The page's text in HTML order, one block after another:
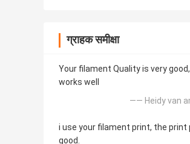
ग्राहक समीक्षा
Your filament Quality is very
works well
—— Heidy van
i use your filament print, the print
good.